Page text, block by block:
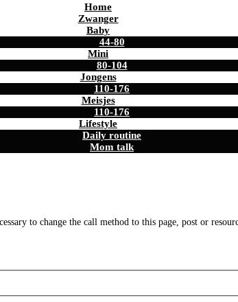
Home
Zwanger
Baby
44-80
Mini
80-104
Jongens
110-176
Meisjes
110-176
Lifestyle
Daily routine
Mom talk
to change the call method to this page, post or